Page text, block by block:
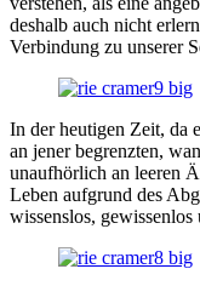
deshalb auch nicht
Verbindung zu unserer
In der heutigen Zeit, da
an jener begrenzten,
unaufhörlich an leeren
Leben aufgrund des
wissenslos,